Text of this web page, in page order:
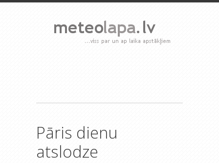
Pāris dienu
atslodze